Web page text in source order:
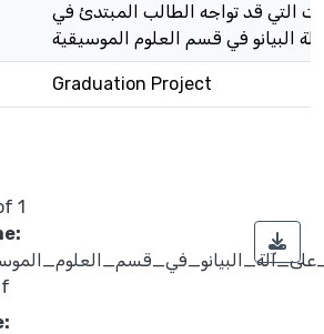
التي قد تواجه الطالب المبتدئ في
البيانو في قسم العلوم الموسيقية
Graduation Project
1